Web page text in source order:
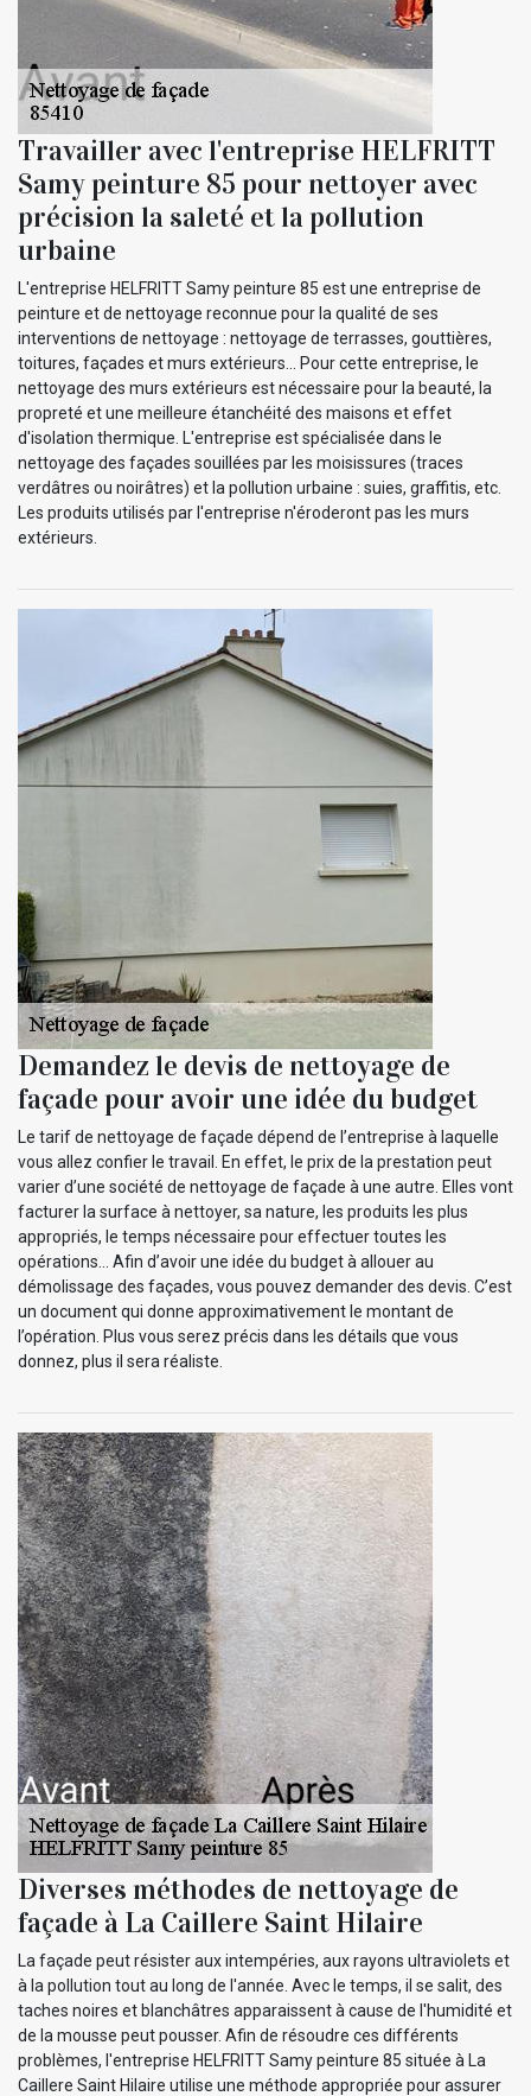
Travailler avec l'entreprise HELFRITT
Samy peinture 85 pour nettoyer avec
précision la saleté et la pollution
urbaine
L'entreprise HELFRITT Samy peinture 85 est une entreprise de
peinture et de nettoyage reconnue pour la qualité de ses
interventions de nettoyage : nettoyage de terrasses, gouttières,
toitures, façades et murs extérieurs... Pour cette entreprise, le
nettoyage des murs extérieurs est nécessaire pour la beauté, la
propreté et une meilleure étanchéité des maisons et effet
d'isolation thermique. L'entreprise est spécialisée dans le
nettoyage des façades souillées par les moisissures (traces
verdâtres ou noirâtres) et la pollution urbaine : suies, graffitis, etc.
Les produits utilisés par l'entreprise n'éroderont pas les murs
extérieurs.
Demandez le devis de nettoyage de
façade pour avoir une idée du budget
Le tarif de nettoyage de façade dépend de l’entreprise à laquelle
vous allez confier le travail. En effet, le prix de la prestation peut
varier d’une société de nettoyage de façade à une autre. Elles vont
facturer la surface à nettoyer, sa nature, les produits les plus
appropriés, le temps nécessaire pour effectuer toutes les
opérations… Afin d’avoir une idée du budget à allouer au
démolissage des façades, vous pouvez demander des devis. C’est
un document qui donne approximativement le montant de
l’opération. Plus vous serez précis dans les détails que vous
donnez, plus il sera réaliste.
Diverses méthodes de nettoyage de
façade à La Caillere Saint Hilaire
La façade peut résister aux intempéries, aux rayons ultraviolets et
à la pollution tout au long de l'année. Avec le temps, il se salit, des
taches noires et blanchâtres apparaissent à cause de l'humidité et
de la mousse peut pousser. Afin de résoudre ces différents
problèmes, l'entreprise HELFRITT Samy peinture 85 située à La
Caillere Saint Hilaire utilise une méthode appropriée pour assurer